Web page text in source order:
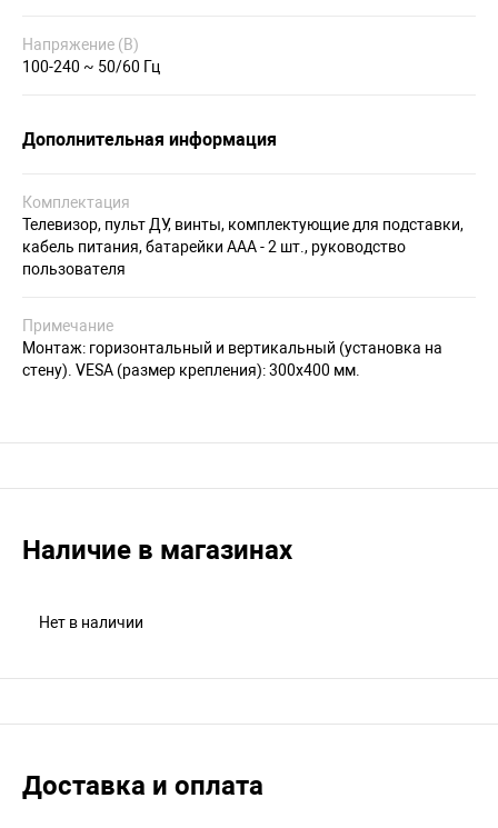
Напряжение (В)
100-240 ~ 50/60 Гц
Дополнительная информация
Комплектация
Телевизор, пульт ДУ, винты, комплектующие для подставки,
кабель питания, батарейки AAA - 2 шт., руководство
пользователя
Примечание
Монтаж: горизонтальный и вертикальный (установка на
стену). VESA (размер крепления): 300х400 мм.
Наличие в магазинах
Нет в наличии
Доставка и оплата